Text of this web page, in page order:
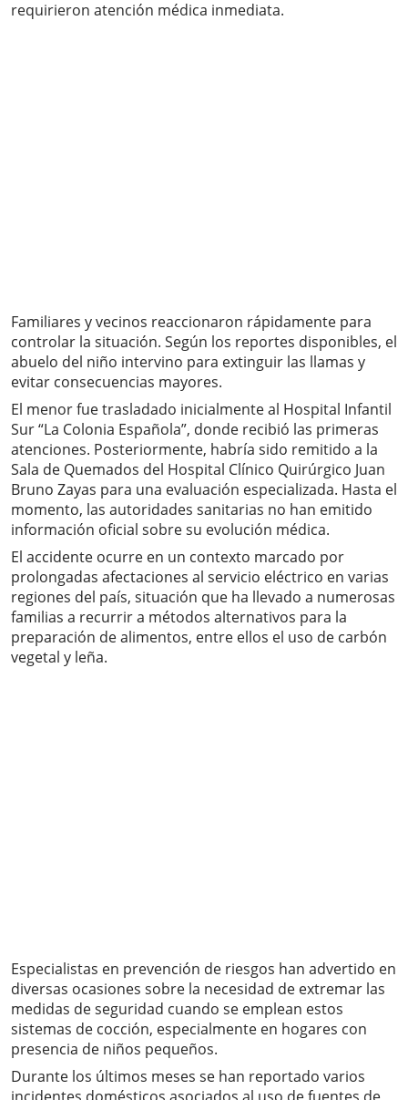
requirieron atención médica inmediata.
Familiares y vecinos reaccionaron rápidamente para
controlar la situación. Según los reportes disponibles, el
abuelo del niño intervino para extinguir las llamas y
evitar consecuencias mayores.
El menor fue trasladado inicialmente al Hospital Infantil
Sur “La Colonia Española”, donde recibió las primeras
atenciones. Posteriormente, habría sido remitido a la
Sala de Quemados del Hospital Clínico Quirúrgico Juan
Bruno Zayas para una evaluación especializada. Hasta el
momento, las autoridades sanitarias no han emitido
información oficial sobre su evolución médica.
El accidente ocurre en un contexto marcado por
prolongadas afectaciones al servicio eléctrico en varias
regiones del país, situación que ha llevado a numerosas
familias a recurrir a métodos alternativos para la
preparación de alimentos, entre ellos el uso de carbón
vegetal y leña.
Especialistas en prevención de riesgos han advertido en
diversas ocasiones sobre la necesidad de extremar las
medidas de seguridad cuando se emplean estos
sistemas de cocción, especialmente en hogares con
presencia de niños pequeños.
Durante los últimos meses se han reportado varios